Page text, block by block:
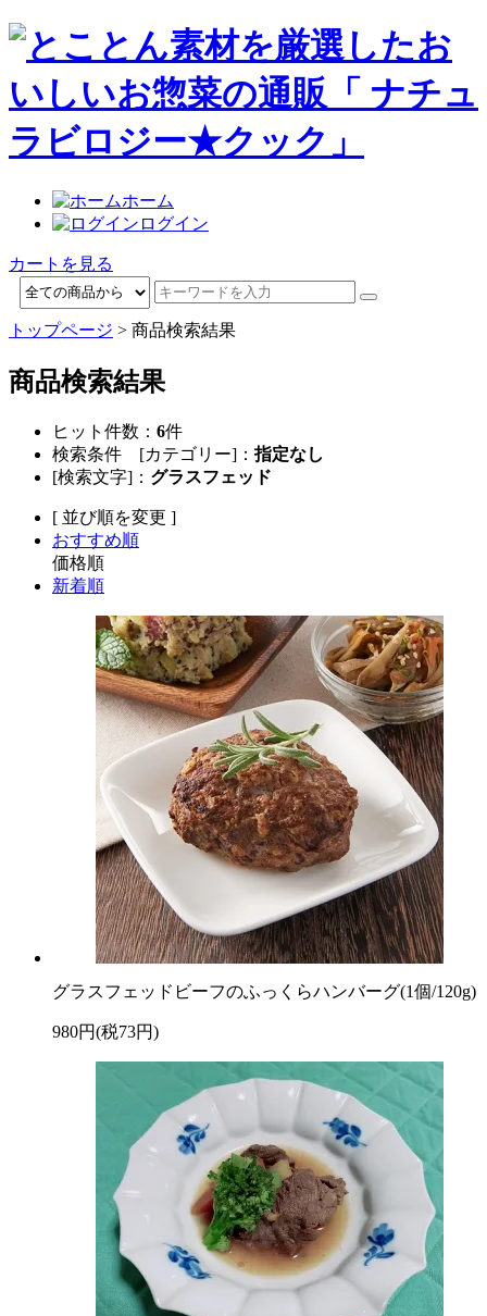
ホーム
ログイン
カートを見る
トップページ > 商品検索結果
商品検索結果
ヒット件数： 6件
検索条件 [カテゴリー]：指定なし
[検索文字]： グラスフェッド
[ 並び順を変更 ]
おすすめ順
価格順
新着順
グラスフェッドビーフのふっくらハンバーグ(1個/120g)
980円(税73円)